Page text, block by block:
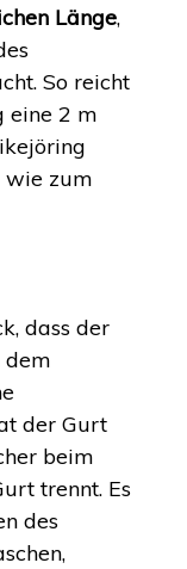
Länge,
So reicht
eine 2 m
wie zum
dass der
dem
der Gurt
beim
trennt. Es
des